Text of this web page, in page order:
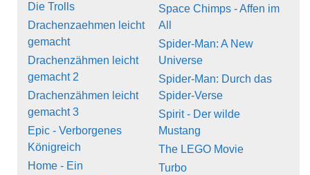
Die Trolls
Drachenzaehmen leicht
gemacht
Drachenzähmen leicht
gemacht 2
Drachenzähmen leicht
gemacht 3
Epic - Verborgenes
Königreich
Home - Ein
Space Chimps - Affen im
All
Spider-Man: A New
Universe
Spider-Man: Durch das
Spider-Verse
Spirit - Der wilde
Mustang
The LEGO Movie
Turbo